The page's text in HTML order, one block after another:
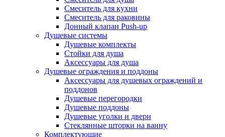
Смеситель для кухни
Смеситель для раковины
Донный клапан Push-up
Душевые системы
Душевые комплекты
Стойки для душа
Аксессуары для душа
Душевые ограждения и поддоны
Аксессуары для душевых ограждений и
поддонов
Душевые перегородки
Душевые поддоны
Душевые уголки и двери
Стеклянные шторки на ванну
Комплектующие